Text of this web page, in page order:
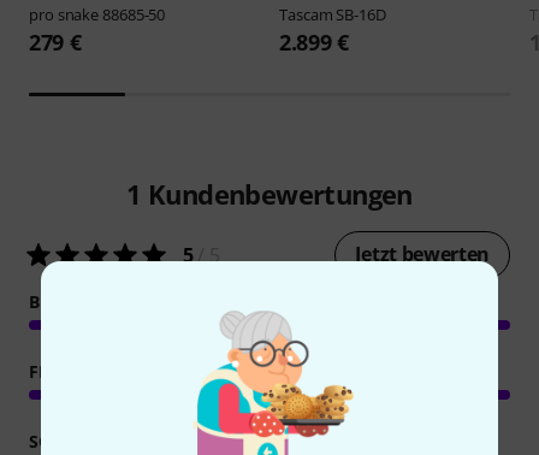
pro snake 88685-50
279 €
Tascam SB-16D
2.899 €
1 Kundenbewertungen
5/ 5 Jetzt bewerten
BEDIENUNG
FEATURES
SOUND